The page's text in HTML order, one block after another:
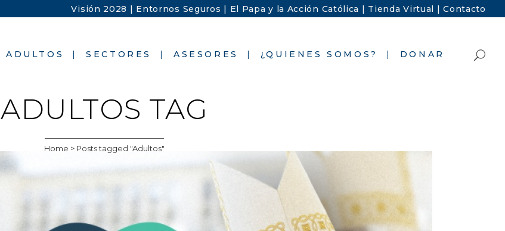
Visión 2028 | Entornos Seguros | El Papa y la Acción Católica | Tienda Virtual |Contacto
ADULTOS SECTORES ASESORES ¿QUIENES SOMOS? DONAR
ADULTOS TAG
Home > Posts tagged "Adultos"